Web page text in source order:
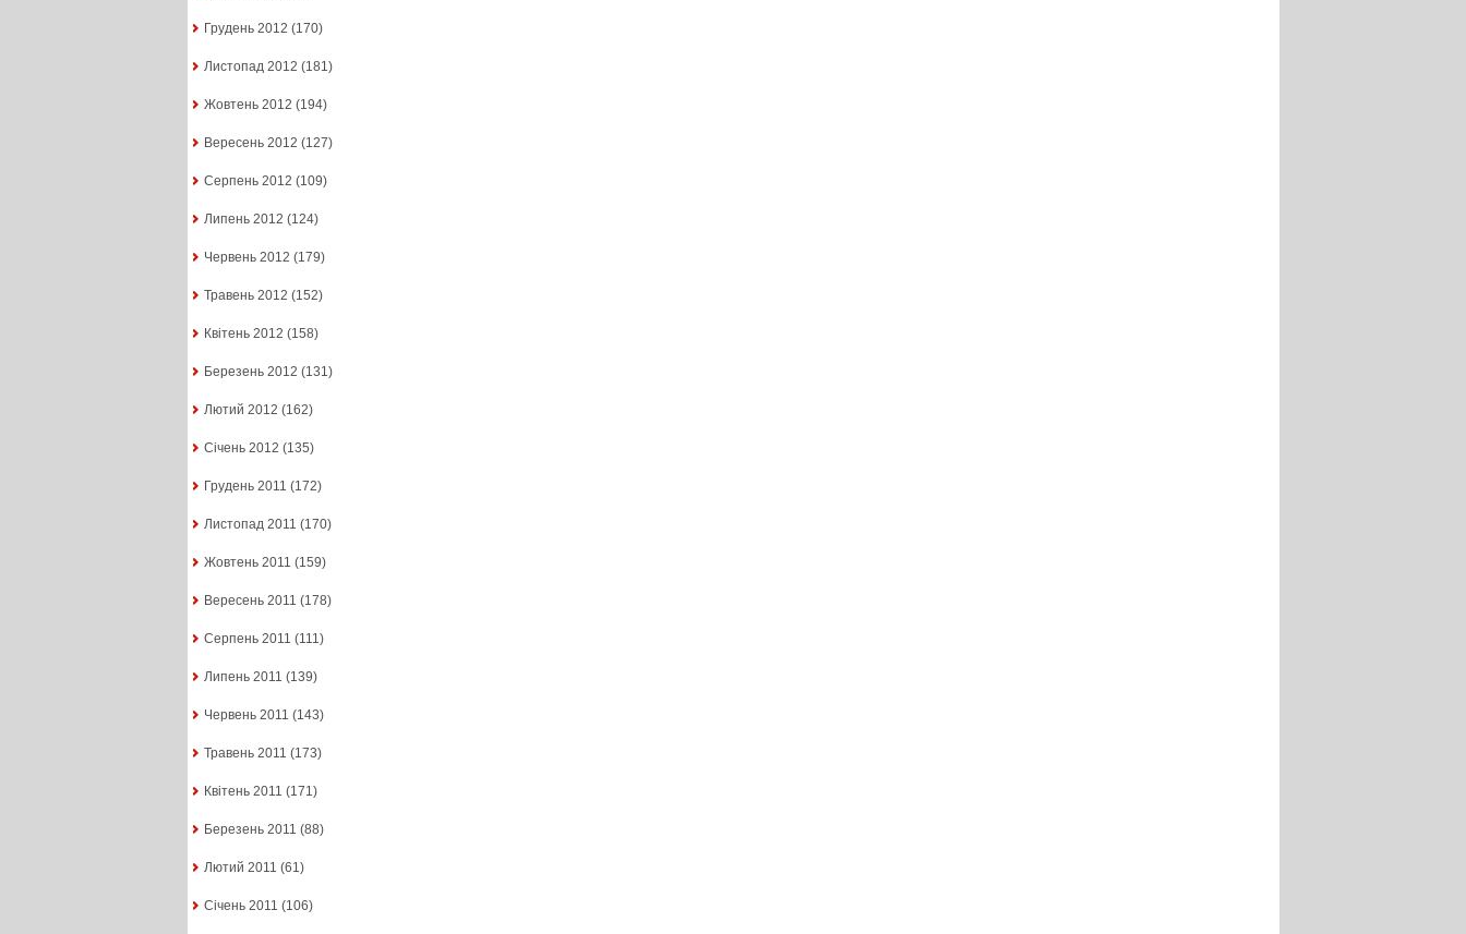
Грудень 2012 (170)
Листопад 2012 (181)
Жовтень 2012 (194)
Вересень 2012 (127)
Серпень 2012 (109)
Липень 2012 (124)
Червень 2012 (179)
Травень 2012 (152)
Квітень 2012 (158)
Березень 2012 (131)
Лютий 2012 (162)
Січень 2012 (135)
Грудень 2011 (172)
Листопад 2011 (170)
Жовтень 2011 (159)
Вересень 2011 (178)
Серпень 2011 (111)
Липень 2011 (139)
Червень 2011 (143)
Травень 2011 (173)
Квітень 2011 (171)
Березень 2011 (88)
Лютий 2011 (61)
Січень 2011 (106)